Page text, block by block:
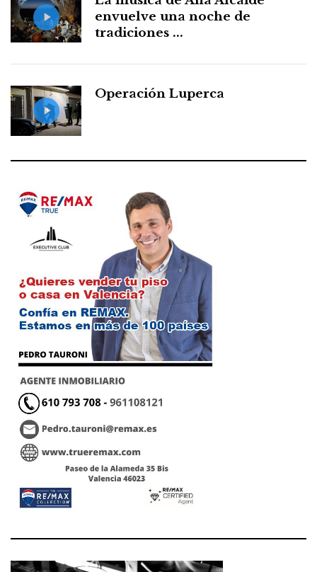
envuelve una noche de
tradiciones ...
Operación Luperca